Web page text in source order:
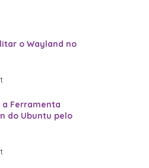
o Wayland no
a Ferramenta
do Ubuntu pelo